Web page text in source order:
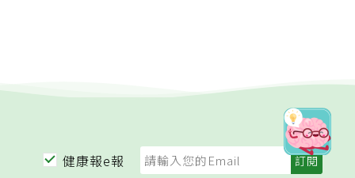
健康報e報